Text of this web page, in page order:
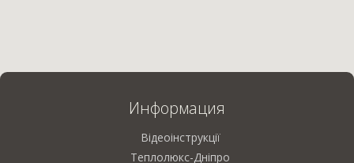
Информация
Відеоінструкції
Теплолюкс-Дніпро